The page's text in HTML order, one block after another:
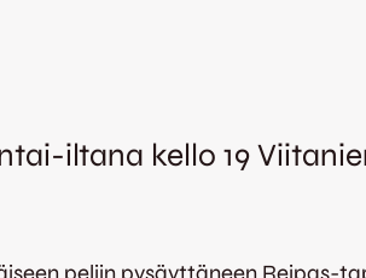
iltana kello 19